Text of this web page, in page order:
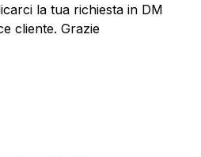
la tua richiesta in DM
cliente. Grazie